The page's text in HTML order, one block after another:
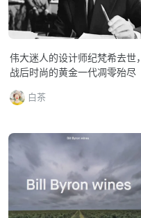
伟大迷人的设计师纪梵希去世，
战后时尚的黄金一代凋零殆尽
白茶